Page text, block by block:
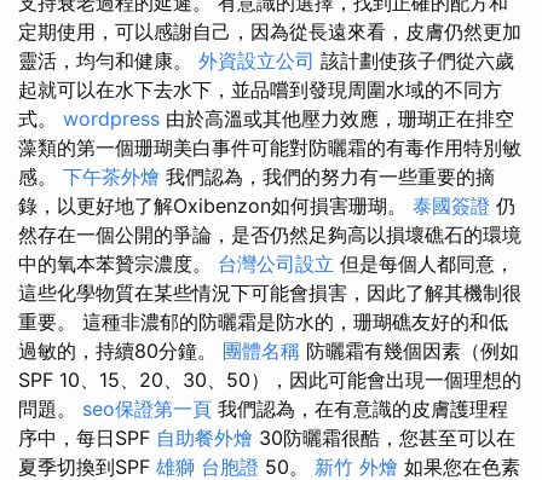
定期使用，可以感謝自己，因為從長遠來看，皮膚仍然更加
靈活，均勻和健康。 外資設立公司 該計劃使孩子們從六歲
起就可以在水下去水下，並品嚐到發現周圍水域的不同方
式。 wordpress 由於高溫或其他壓力效應，珊瑚正在排空
藻類的第一個珊瑚美白事件可能對防曬霜的有毒作用特別敏
感。 下午茶外燴 我們認為，我們的努力有一些重要的摘
錄，以更好地了解Oxibenzon如何損害珊瑚。 泰國簽證 仍
然存在一個公開的爭論，是否仍然足夠高以損壞礁石的環境
中的氧本苯贊宗濃度。 台灣公司設立 但是每個人都同意，
這些化學物質在某些情況下可能會損害，因此了解其機制很
重要。 這種非濃郁的防曬霜是防水的，珊瑚礁友好的和低
過敏的，持續80分鐘。 團體名稱 防曬霜有幾個因素（例如
SPF 10、15、20、30、50），因此可能會出現一個理想的
問題。 seo保證第一頁 我們認為，在有意識的皮膚護理程
序中，每日SPF 自助餐外燴 30防曬霜很酷，您甚至可以在
夏季切換到SPF 雄獅 台胞證 50。 新竹 外燴 如果您在色素